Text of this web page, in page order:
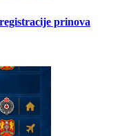
prinova